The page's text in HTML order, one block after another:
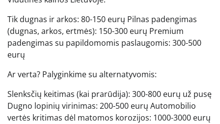
Tik dugnas ir arkos: 80-150 eurų Pilnas padengimas
(dugnas, arkos, ertmės): 150-300 eurų Premium
padengimas su papildomomis paslaugomis: 300-500
eurų
Ar verta? Palyginkime su alternatyvomis:
Slenksčių keitimas (kai prarūdija): 300-800 eurų už pusę
Dugno lopinių virinimas: 200-500 eurų Automobilio
vertės kritimas dėl matomos korozijos: 1000-3000 eurų